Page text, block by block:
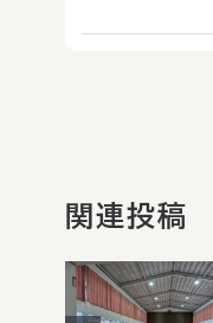
関連投稿